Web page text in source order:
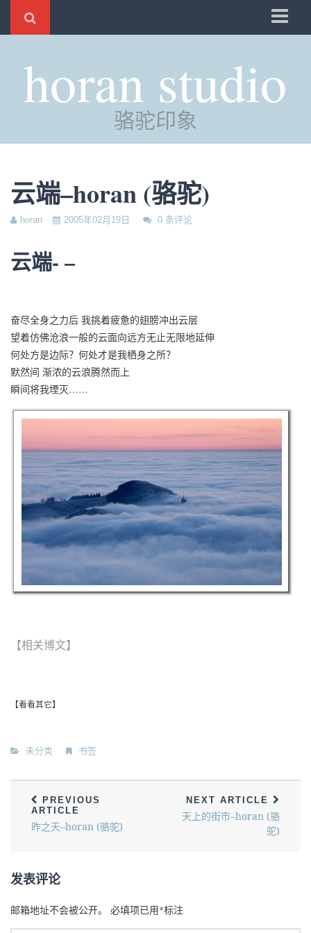
时光
评分
管理
horan studio
骆驼印象
云端–horan (骆驼)
horan 2005年02月19日 0 条评论
云端- –
奋尽全身之力后 我挑着疲惫的翅膀冲出云层
望着仿佛沧浪一般的云面向远方无止无限地延伸
何处方是边际？何处才是我栖身之所？
默然间 渐浓的云浪腾然而上
瞬间将我堙灭……
【相关博文】
【看看其它】
未分类 书签
PREVIOUS
ARTICLE
昨之天–horan (骆驼)
NEXT ARTICLE
天上的街市–horan (骆
驼)
发表评论
邮箱地址不会被公开。 必填项已用*标注